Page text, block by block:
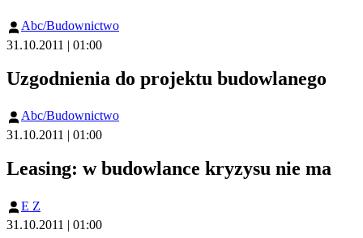
Abc/Budownictwo
31.10.2011 | 01:00
Uzgodnienia do projektu budowlanego
Abc/Budownictwo
31.10.2011 | 01:00
Leasing: w budowlance kryzysu nie ma
E Z
31.10.2011 | 01:00